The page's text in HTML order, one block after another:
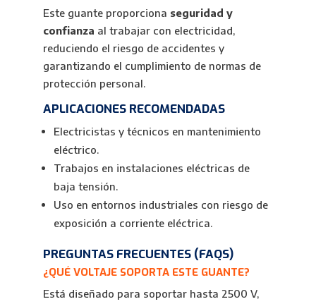
Este guante proporciona seguridad y
confianza al trabajar con electricidad,
reduciendo el riesgo de accidentes y
garantizando el cumplimiento de normas de
protección personal.
APLICACIONES RECOMENDADAS
Electricistas y técnicos en mantenimiento
eléctrico.
Trabajos en instalaciones eléctricas de
baja tensión.
Uso en entornos industriales con riesgo de
exposición a corriente eléctrica.
PREGUNTAS FRECUENTES (FAQS)
¿QUÉ VOLTAJE SOPORTA ESTE GUANTE?
Está diseñado para soportar hasta 2500 V,